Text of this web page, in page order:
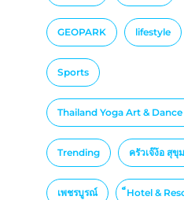
GEOPARK lifestyle
Sports
Thailand Yoga Art & Dance
Trending ครัวเจ๊ง้อ สุขุ
เพชรบูรณ์ Hotel &